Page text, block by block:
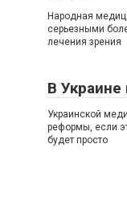
Народная
серьезными
лечения зрения
В
Украинской
реформы, если
будет просто